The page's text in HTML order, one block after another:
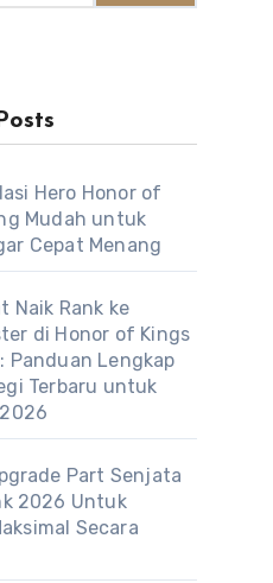
Hero Honor of
Mudah untuk
Cepat Menang
Naik Rank ke
di Honor of Kings
Panduan Lengkap
Terbaru untuk
Part Senjata
2026 Untuk
Secara